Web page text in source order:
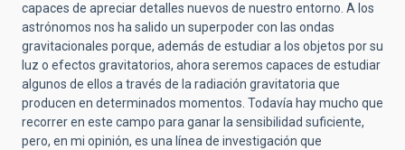
capaces de apreciar detalles nuevos de nuestro entorno. A los
astrónomos nos ha salido un superpoder con las ondas
gravitacionales porque, además de estudiar a los objetos por su
luz o efectos gravitatorios, ahora seremos capaces de estudiar
algunos de ellos a través de la radiación gravitatoria que
producen en determinados momentos. Todavía hay mucho que
recorrer en este campo para ganar la sensibilidad suficiente,
pero, en mi opinión, es una línea de investigación que